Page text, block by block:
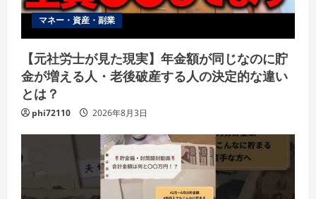
マネー・資産・副業
【元社労士が見た現実】年金額が同じなのに貯
金が増える人・老後破産する人の決定的な違い
とは？
phi72110 2026年8月3日